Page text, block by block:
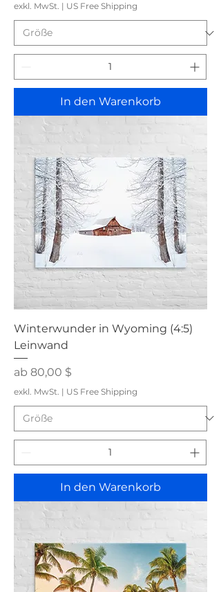
exkl. MwSt. | US Free Shipping
In den Warenkorb
Winterwunder in Wyoming (4:5)
Leinwand
ab 80,00 $
Sale-Preis
exkl. MwSt. | US Free Shipping
In den Warenkorb